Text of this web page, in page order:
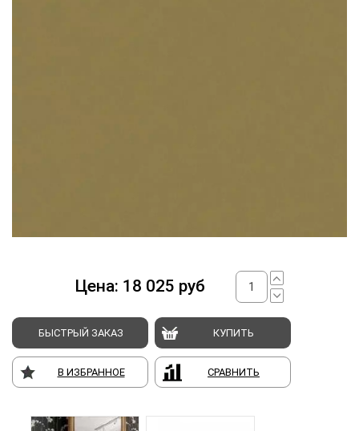
Цена: 18 025 руб
БЫСТРЫЙ ЗАКАЗ КУПИТЬ
В ИЗБРАННОЕ СРАВНИТЬ